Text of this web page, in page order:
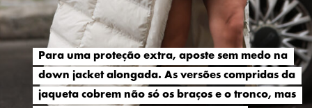
Para uma proteção extra, aposte sem medo na
down jacket alongada. As versões compridas da
jaqueta cobrem não só os braços e o tronco, mas
Para uma proteção extra, aposte sem medo na
down jacket alongada. As versões compridas da
jaqueta cobrem não só os braços e o tronco, mas